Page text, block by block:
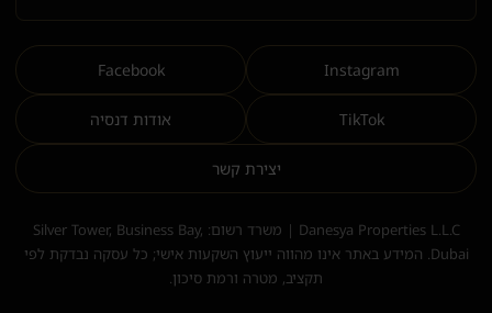
Instagram
Facebook
TikTok אודות דנסיה
יצירת קשר
Danesya Properties L.L.C | משרד רשום: Silver Tower, Business Bay,
Dubai. המידע באתר אינו מהווה ייעוץ השקעות אישי; כל עסקה נבדקת לפי
תקציב, מטרה ורמת סיכון.